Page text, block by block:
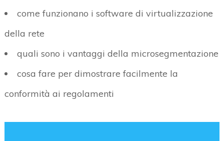
come funzionano i software di virtualizzazione
della rete
quali sono i vantaggi della microsegmentazione
cosa fare per dimostrare facilmente la
conformità ai regolamenti